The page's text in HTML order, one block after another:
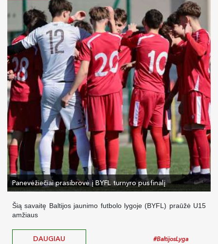
Panevėžiečiai prasibrovė į BYFL turnyro pusfinalį
Šią savaitę Baltijos jaunimo futbolo lygoje (BYFL) praūžė U15
amžiaus
DAUGIAU #BaltijosLyga